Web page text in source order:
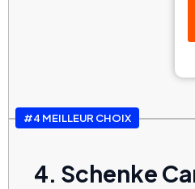
#4 MEILLEUR CHOIX
4. Schenke